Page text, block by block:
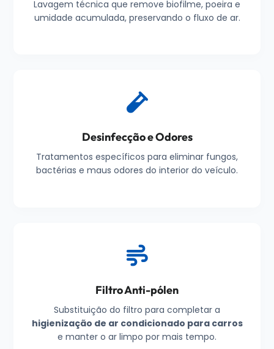
Lavagem técnica que remove biofilme, poeira e
umidade acumulada, preservando o fluxo de ar.
Desinfecção e Odores
Tratamentos específicos para eliminar fungos,
bactérias e maus odores do interior do veículo.
Filtro Anti-pólen
Substituição do filtro para completar a
higienização de ar condicionado para carros
e manter o ar limpo por mais tempo.